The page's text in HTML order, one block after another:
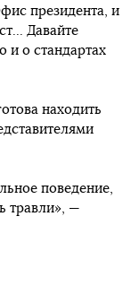
президента, и
Давайте
и о стандартах
находить
поведение,
травли», —